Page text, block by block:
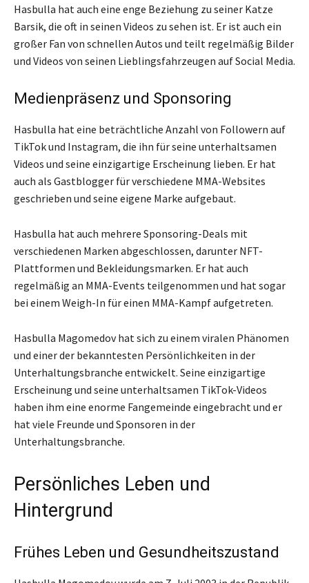
Hasbulla hat auch eine enge Beziehung zu seiner Katze
Barsik, die oft in seinen Videos zu sehen ist. Er ist auch ein
großer Fan von schnellen Autos und teilt regelmäßig Bilder
und Videos von seinen Lieblingsfahrzeugen auf Social Media.
Medienpräsenz und Sponsoring
Hasbulla hat eine beträchtliche Anzahl von Followern auf
TikTok und Instagram, die ihn für seine unterhaltsamen
Videos und seine einzigartige Erscheinung lieben. Er hat
auch als Gastblogger für verschiedene MMA-Websites
geschrieben und seine eigene Marke aufgebaut.
Hasbulla hat auch mehrere Sponsoring-Deals mit
verschiedenen Marken abgeschlossen, darunter NFT-
Plattformen und Bekleidungsmarken. Er hat auch
regelmäßig an MMA-Events teilgenommen und hat sogar
bei einem Weigh-In für einen MMA-Kampf aufgetreten.
Hasbulla Magomedov hat sich zu einem viralen Phänomen
und einer der bekanntesten Persönlichkeiten in der
Unterhaltungsbranche entwickelt. Seine einzigartige
Erscheinung und seine unterhaltsamen TikTok-Videos
haben ihm eine enorme Fangemeinde eingebracht und er
hat viele Freunde und Sponsoren in der
Unterhaltungsbranche.
Persönliches Leben und
Hintergrund
Frühes Leben und Gesundheitszustand